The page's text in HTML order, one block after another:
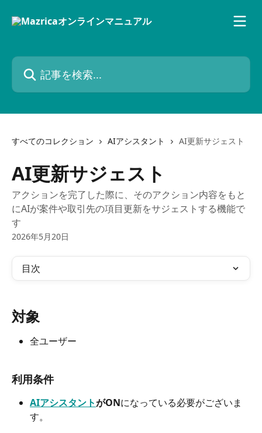
記事を検索...
すべてのコレクション AIアシスタント AI更新サジェスト
AI更新サジェスト
アクションを完了した際に、そのアクション内容をもと
にAIが案件や取引先の項目更新をサジェストする機能で
す
2026年5月20日
目次
対象
全ユーザー
利用条件
AIアシスタントがONになっている必要がございま
す。